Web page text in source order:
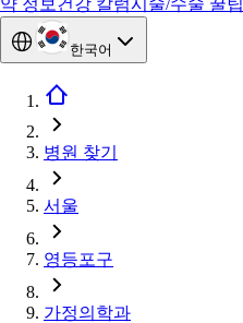
약 정보 건강 칼럼시술/수술 꿀팁
한국어
병원 찾기
서울
영등포구
가정의학과